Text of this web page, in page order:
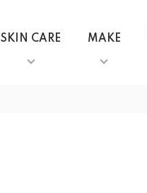
SKIN CARE MAKE